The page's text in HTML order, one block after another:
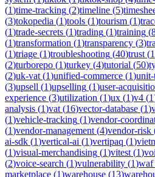
(1)time-tracking (2)timeline (5)
(3)tokopedia (1)tools (1)tourism (1)
(1)trade-secrets (1)trading (1)training (
(1)transformation (1)transparency (3)
(1)triage (1)troubleshooting (40)trust (1
(2)turborepo (1)turkey (4)tutorial (50)
(2)uk-vat (1)unified-commerce (1)unit-
(3)upsell (1)upselling (1)user-
experience (3)utilization (1)ux (1)v4 (1
analysis (1)vat (16)vector-database (1)
(1)vehicle-tracking (1)vendor-
(1)vendor-management (4)vendor-risk
ai-sdk (1)vertical-ai (1)vertipaq (1)
(1)visual-merchandising (1)vitest (1)
(2)voice-search (1)vulnerability (1)waf
marketplace (1)warehouse (13)